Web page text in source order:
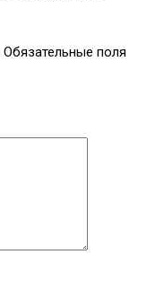
Обязательные поля